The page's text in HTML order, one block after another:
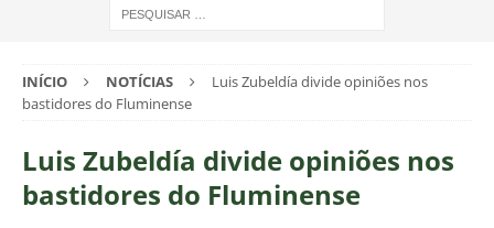
INÍCIO NOTÍCIAS
Luis Zubeldía divide opiniões nos
bastidores do Fluminense
Luis Zubeldía divide opiniões nos
bastidores do Fluminense